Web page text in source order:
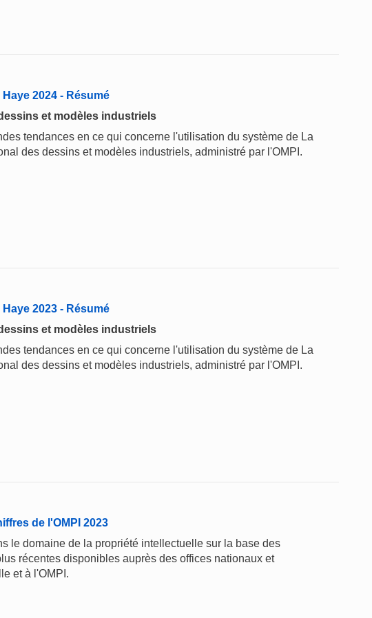
2024 - Résumé
et modèles industriels
tendances en ce qui concerne l'utilisation du système de La
des dessins et modèles industriels, administré par l'OMPI.
2023 - Résumé
et modèles industriels
tendances en ce qui concerne l'utilisation du système de La
des dessins et modèles industriels, administré par l'OMPI.
de l'OMPI 2023
le domaine de la propriété intellectuelle sur la base des
récentes disponibles auprès des offices nationaux et
et à l'OMPI.